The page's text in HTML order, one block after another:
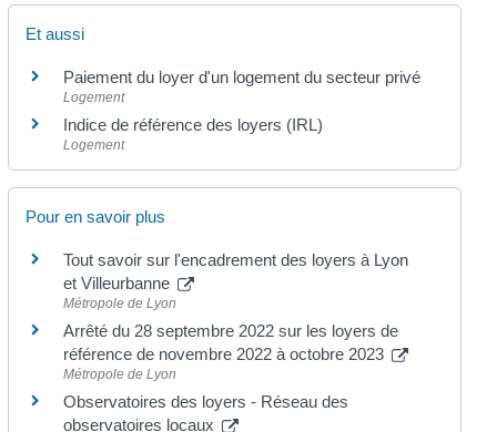
Et aussi
Paiement du loyer d'un logement du secteur privé
Logement
Indice de référence des loyers (IRL)
Logement
Pour en savoir plus
Tout savoir sur l'encadrement des loyers à Lyon
et Villeurbanne
Métropole de Lyon
Arrêté du 28 septembre 2022 sur les loyers de
référence de novembre 2022 à octobre 2023
Métropole de Lyon
Observatoires des loyers - Réseau des
observatoires locaux